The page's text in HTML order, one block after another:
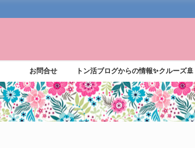
お問合せ トン活ブログからの情報✨クルーズ🚢